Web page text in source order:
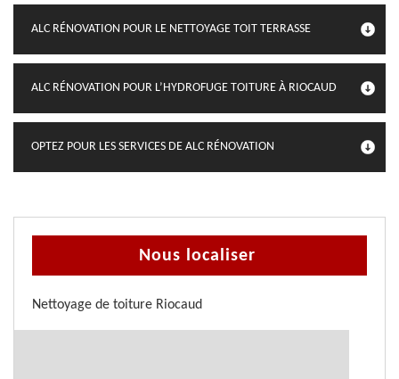
ALC RÉNOVATION POUR LE NETTOYAGE TOIT TERRASSE
ALC RÉNOVATION POUR L’HYDROFUGE TOITURE À RIOCAUD
OPTEZ POUR LES SERVICES DE ALC RÉNOVATION
Nous localiser
Nettoyage de toiture Riocaud